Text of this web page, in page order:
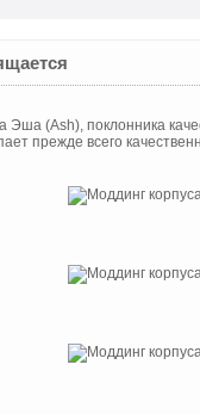
Эша (Ash), поклонника
прежде всего